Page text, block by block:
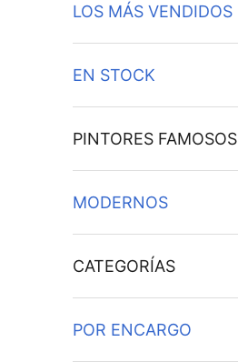
LOS MÁS VENDIDOS
EN STOCK
PINTORES FAMOSOS
MODERNOS
CATEGORÍAS
POR ENCARGO